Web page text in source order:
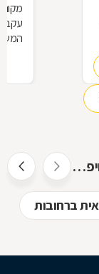
עקב
אנשים שחיפשו דיני עבודה וביטוח לאומי חיפשו גם
ברחובות